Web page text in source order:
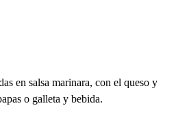
en salsa marinara, con el queso y
o galleta y bebida.